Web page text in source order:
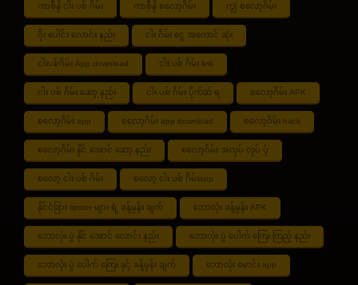
ကာစီနို ငါး ပစ် ဂိမ်း ကာစီနို စလော့ဂိမ်း ကျွဲ စလော့ဂိမ်း
ဂိုး ပေါင်း လောင်း နည်း ငါး ဂိမ်း ငွေ အကောင် ဆုံး
ငါးပစ်ဂိမ်း App download ငါး ပစ် ဂိမ်း link
ငါး ပစ် ဂိမ်း ဆော့ နည်း ငါး ပစ် ဂိမ်း ပိုက်ဆံ ရ စလော့ဂိမ်း APK
စလော့ဂိမ်း app စလော့ဂိမ်း app download စလော့ဂိမ်း hack
စလော့ဂိမ်း နိုင် အောင် ဆော့ နည်း စလော့ဂိမ်း အလုပ် လုပ် ပုံ
စလော့ ငါး ပစ် ဂိမ်း စလော့ ငါး ပစ် ဂိမ်းapp
နိုင်ငံခြား tipster များ ရဲ့ ခန့်မှန်း ချက် ဘောလုံး ခန့်မှန်း APK
ဘောလုံး ပွဲ နိုင် အောင် လောင်း နည်း ဘောလုံး ပွဲ ပေါက် ကြေး ကြည့် နည်း
ဘောလုံး ပွဲ ပေါက် ကြေး နှင့် ခန့်မှန်း ချက် ဘောလုံး မောင်း app